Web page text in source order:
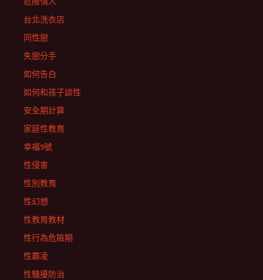
台北洗衣店
同性戀
失戀分手
如何告白
如何和孩子談性
安全期計算
家庭性教育
幸福9號
性侵害
性別教育
性幻想
性教育教材
性行為危險期
性霸凌
性騷擾防治